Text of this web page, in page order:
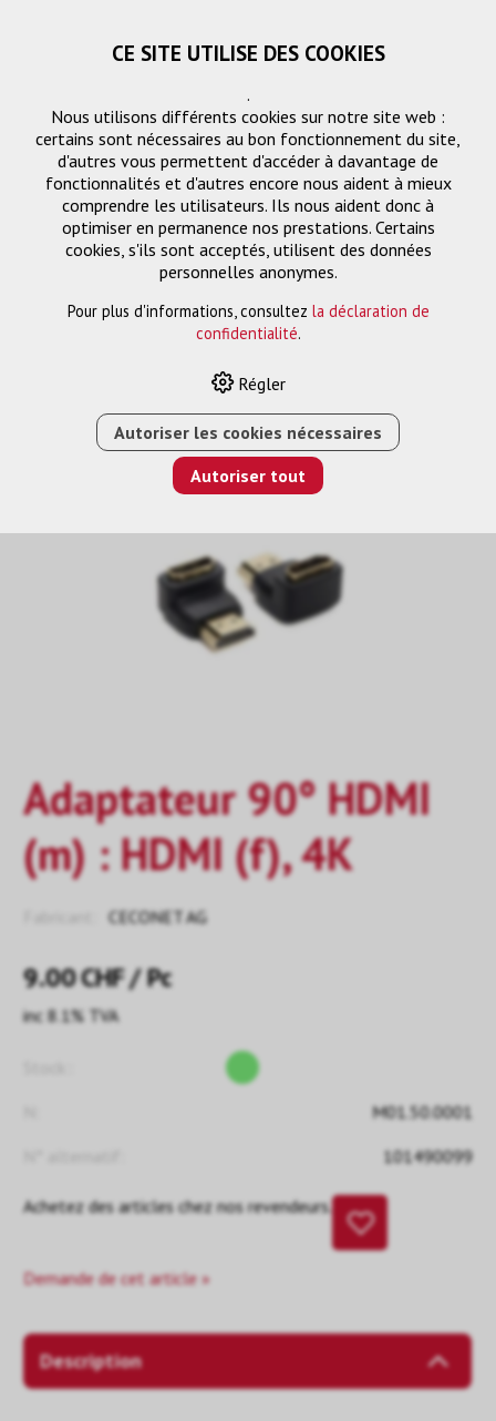
Câble de raccordement
GESTION DES SIGNAUX
ADAPTATEUR 90° HDMI (M) : HDMI (F),
Adaptateur 90° HDMI
(m) : HDMI (f), 4K
CECONET AG
9.00CHF/ Pc
inc 8.1% TVA
M01.50.0001
101490099
Achetez des articles chez nos revendeurs.
Demande de cet article »
Description
CE SITE UTILISE DES COOKIES
.
Nous utilisons différents cookies sur notre site web :
certains sont nécessaires au bon fonctionnement du site,
d'autres vous permettent d'accéder à davantage de
fonctionnalités et d'autres encore nous aident à mieux
comprendre les utilisateurs. Ils nous aident donc à
optimiser en permanence nos prestations. Certains
cookies, s'ils sont acceptés, utilisent des données
personnelles anonymes.
Pour plus d'informations, consultez la déclaration de
confidentialité.
Régler
Autoriser les cookies nécessaires
Autoriser tout